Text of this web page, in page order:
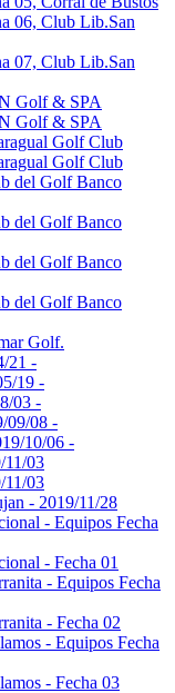
06, Club Lib.San
07, Club Lib.San
Golf & SPA
Golf & SPA
Golf Club
Golf Club
del Golf Banco
del Golf Banco
del Golf Banco
del Golf Banco
Golf.
21 -
19 -
03 -
09/08 -
10/06 -
11/03
11/03
- 2019/11/28
- Equipos Fecha
- Fecha 01
- Equipos Fecha
- Fecha 02
- Equipos Fecha
- Fecha 03